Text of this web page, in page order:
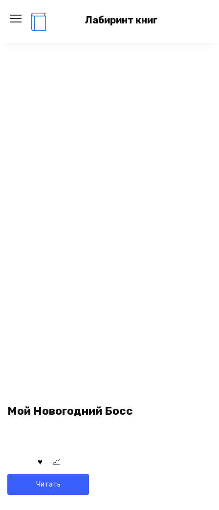
содержанию
Лабиринт книг
Мой Новогодний Босс
Читать